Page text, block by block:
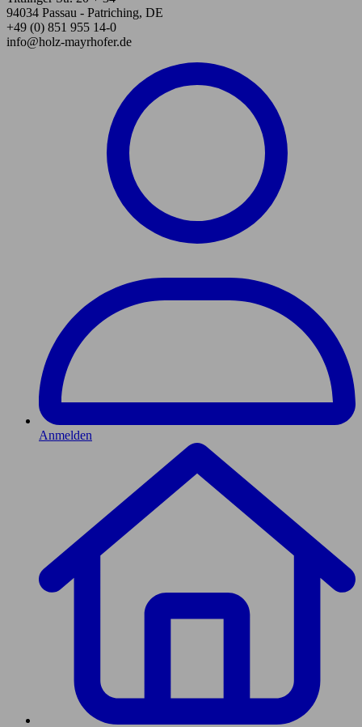
94034 Passau - Patriching, DE
+49 (0) 851 955 14-0
info@holz-mayrhofer.de
Anmelden